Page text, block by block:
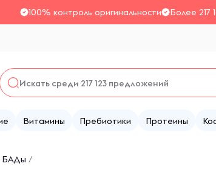
100% контроль оригинальности Более 217
Витамины Пребиотики Протеины
БАДы /